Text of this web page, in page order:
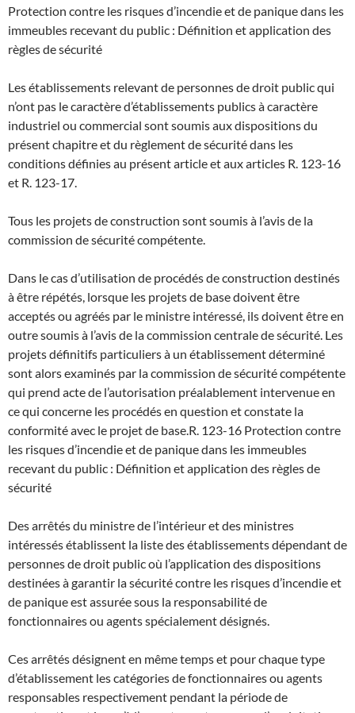
Protection contre les risques d’incendie et de panique dans les
immeubles recevant du public : Définition et application des
règles de sécurité
Les établissements relevant de personnes de droit public qui
n’ont pas le caractère d’établissements publics à caractère
industriel ou commercial sont soumis aux dispositions du
présent chapitre et du règlement de sécurité dans les
conditions définies au présent article et aux articles R. 123-16
et R. 123-17.
Tous les projets de construction sont soumis à l’avis de la
commission de sécurité compétente.
Dans le cas d’utilisation de procédés de construction destinés
à être répétés, lorsque les projets de base doivent être
acceptés ou agréés par le ministre intéressé, ils doivent être en
outre soumis à l’avis de la commission centrale de sécurité. Les
projets définitifs particuliers à un établissement déterminé
sont alors examinés par la commission de sécurité compétente
qui prend acte de l’autorisation préalablement intervenue en
ce qui concerne les procédés en question et constate la
conformité avec le projet de base. R. 123-16 Protection contre
les risques d’incendie et de panique dans les immeubles
recevant du public : Définition et application des règles de
sécurité
Des arrêtés du ministre de l’intérieur et des ministres
intéressés établissent la liste des établissements dépendant de
personnes de droit public où l’application des dispositions
destinées à garantir la sécurité contre les risques d’incendie et
de panique est assurée sous la responsabilité de
fonctionnaires ou agents spécialement désignés.
Ces arrêtés désignent en même temps et pour chaque type
d’établissement les catégories de fonctionnaires ou agents
responsables respectivement pendant la période de